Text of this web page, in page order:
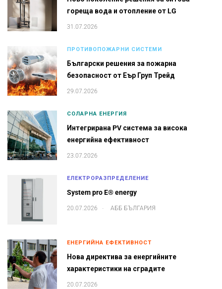
гореща вода и отопление от LG
31.07.2026
ПРОТИВОПОЖАРНИ СИСТЕМИ
Български решения за пожарна
безопасност от Еър Груп Трейд
29.07.2026
СОЛАРНА ЕНЕРГИЯ
Интегрирана PV система за висока
енергийна ефективност
23.07.2026
ЕЛЕКТРОРАЗПРЕДЕЛЕНИЕ
System pro E® energy
20.07.2026 АББ БЪЛГАРИЯ
ЕНЕРГИЙНА ЕФЕКТИВНОСТ
Нова директива за енергийните
характеристики на сградите
20.07.2026